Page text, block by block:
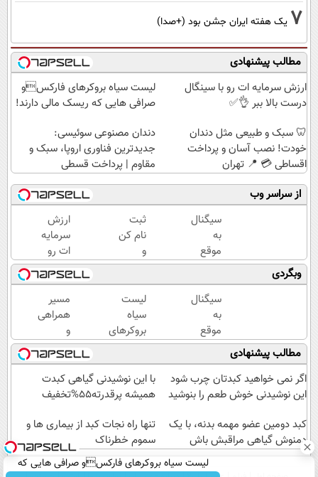
7 یک هفته ایران جشن بود (+صدا)
مطالب پیشنهادی
ارزش سرمایه ات رو با سینگال
درست بالا ببر 👌✅
لیست سیاه بروکرهای فارکسو
صرافی هایی که ریسک مالی دارند!
🦷 سبک و طبیعی مثل دندان
خودت! نصب آسان و پرداخت
اقساطی 💳 📍 تهران
دندان مصنوعی سوئیسی:
جدیدترین فناوری اروپا، سبک و
مقاوم | پرداخت قسطی
از سراسر وب
سیگنال
به
موقع
سرمایه
گذاری
(رایگان
به
مدت
محدود)
ثبت
نام کن
و
سیگنال
رایگان
بگیر ✅
ارزش
سرمایه
ات رو
با
سینگال
درست
بالا ببر
👌✅
وبگردی
سیگنال
به
موقع
سرمایه
گذاری
(رایگان
به
محدود)
لیست
سیاه
بروکرهای
فارکسو
صرافی
هایی که
ریسک
مسیر
همراهی
و
گزارش
عملکرد
گروه
اسنپ
۱۴۰۴
مطالب پیشنهادی
اگر نمی خواهید کبدتان چرب شود
این نوشیدنی خوش طعم را بنوشید
با این نوشیدنی گیاهی کبدت
همیشه پرقدرته55%تخفیف
کبد دومین عضو مهمه بدنه، با یک
دمنوش گیاهی مراقبش باش
تنها راه نجات کبد از بیماری ها و
سموم خطرناک
لیست سیاه بروکرهای فارکسو صرافی هایی که